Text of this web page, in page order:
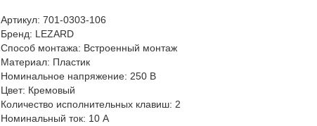
Артикул: 701-0303-106
Бренд: LEZARD
Способ монтажа: Встроенный монтаж
Материал: Пластик
Номинальное напряжение: 250 В
Цвет: Кремовый
Количество исполнительных клавиш: 2
Номинальный ток: 10 А